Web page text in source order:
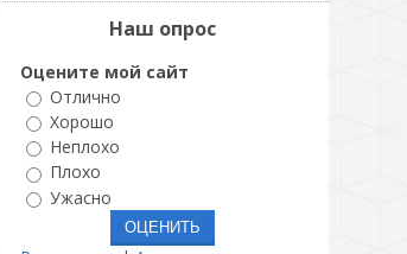
Наш опрос
Оцените мой сайт
Отлично
Хорошо
Неплохо
Плохо
Ужасно